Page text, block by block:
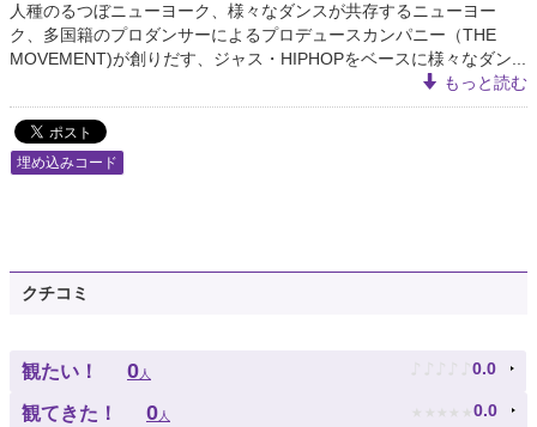
人種のるつぼニューヨーク、様々なダンスが共存するニューヨー
ク、多国籍のプロダンサーによるプロデュースカンパニー（THE
MOVEMENT)が創りだす、ジャス・HIPHOPをベースに様々なダン...
もっと読む
埋め込みコード
クチコミ
観たい！ 0人 ♪ ♪ ♪ ♪ ♪ 0.0
観てきた！ 0人 ★ ★ ★ ★ ★ 0.0